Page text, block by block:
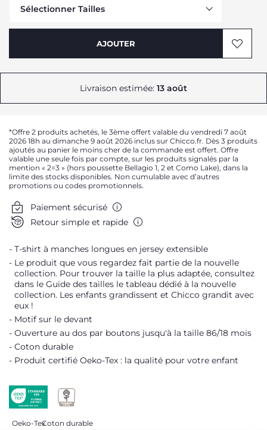
Sélectionner Tailles
Me prévenir
Me prévenir
Me prévenir
Me prévenir
Me prévenir
Me prévenir
AJOUTER
Livraison estimée: 13 août
*Offre 2 produits achetés, le 3ème offert valable du vendredi 7 août
2026 18h au dimanche 9 août 2026 inclus sur Chicco.fr. Dès 3 produits
ajoutés au panier le moins cher de la commande est offert. Offre
valable une seule fois par compte, sur les produits signalés par la
mention « 2=3 » (hors poussette Bellagio 1, 2 et Como Lake), dans la
limite des stocks disponibles. Non cumulable avec d’autres
promotions ou codes promotionnels.
Paiement sécurisé
Retour simple et rapide
T-shirt à manches longues en jersey extensible
Le produit que vous regardez fait partie de la nouvelle
collection. Pour trouver la taille la plus adaptée, consultez
dans le Guide des tailles le tableau dédié à la nouvelle
collection. Les enfants grandissent et Chicco grandit avec
eux !
Motif sur le devant
Ouverture au dos par boutons jusqu'à la taille 86/18 mois
Coton durable
Produit certifié Oeko-Tex : la qualité pour votre enfant
Oeko-TexCoton durable